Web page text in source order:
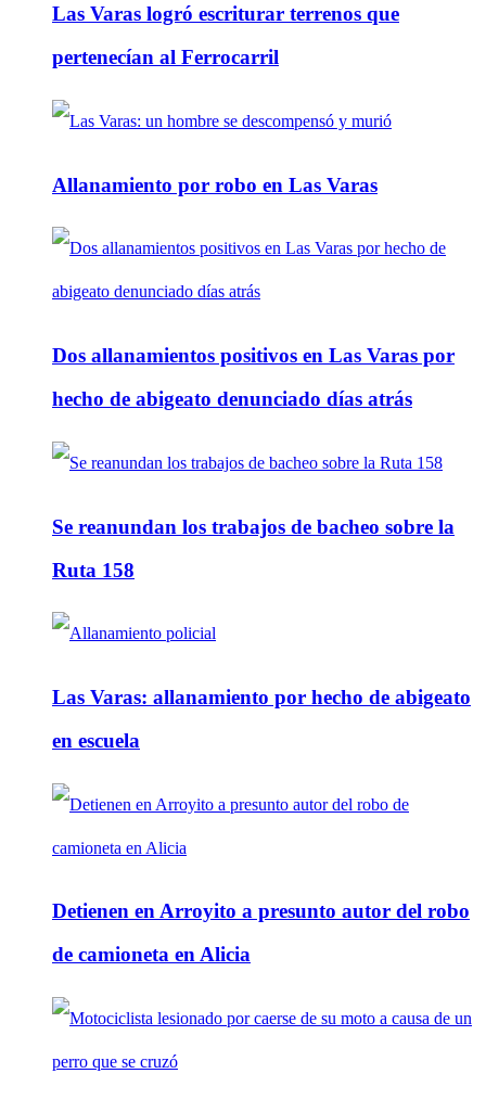
Las Varas logró escriturar terrenos que
pertenecían al Ferrocarril
Allanamiento por robo en Las Varas
Dos allanamientos positivos en Las Varas por
hecho de abigeato denunciado días atrás
Se reanundan los trabajos de bacheo sobre la
Ruta 158
Las Varas: allanamiento por hecho de abigeato
en escuela
Detienen en Arroyito a presunto autor del robo
de camioneta en Alicia